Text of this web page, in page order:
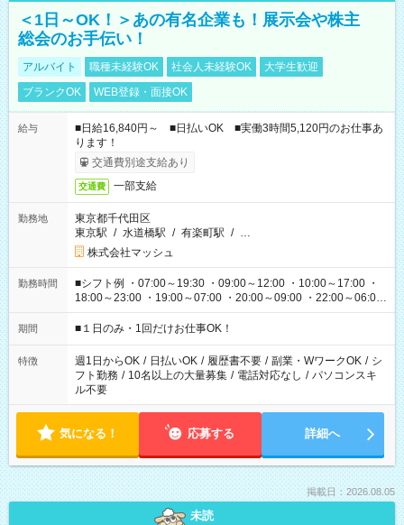
＜1日～OK！＞あの有名企業も！展示会や株主
総会のお手伝い！
アルバイト 職種未経験OK 社会人未経験OK
大学生歓迎
ブランクOK
WEB登録・面接OK
給与
■日給16,840円～ ■日払いOK ■実働3時間5,120円のお仕事あ
ります！
交通費別途支給あり
交通費 一部支給
勤務地
東京都千代田区
東京駅 / 水道橋駅 / 有楽町駅 / …
株式会社マッシュ
勤務時間
■シフト例 ・07:00～19:30 ・09:00～12:00 ・10:00～17:00 ・
18:00～23:00 ・19:00～07:00 ・20:00～09:00 ・22:00～06:00
etc ★最短で3時間で5,120円のお仕事から 15時間で2万円近く稼
げるお仕事も！ ご希望のお時間に合わせてご紹介！ ※シフトは
ください！
期間 ■１日のみ・1回だけお仕事OK！
特徴 週1日からOK / 日払いOK / 履歴書不要 / 副業・WワークOK / シ
フト勤務 / 10名以上の大量募集 / 電話対応なし / パソコンスキ
ル不要
気になる！ 応募する 詳細へ
掲載日：2026.08.05
未読